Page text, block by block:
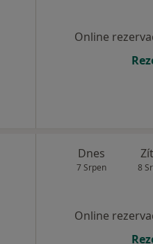
Online
Dnes
7 Srpen 8
Online